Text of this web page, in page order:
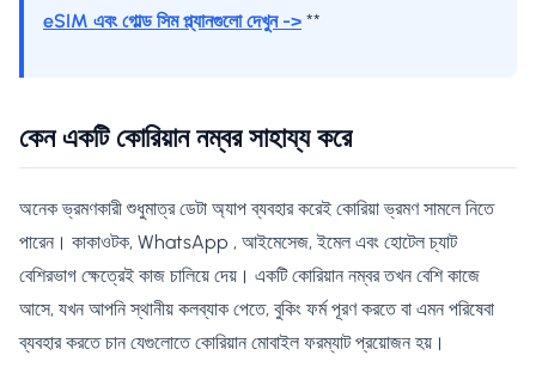
eSIM এবং গোল্ড সিম প্ল্যানগুলো দেখুন -> **
কেন একটি কোরিয়ান নম্বর সাহায্য করে
অনেক ভ্রমণকারী শুধুমাত্র ডেটা অ্যাপ ব্যবহার করেই কোরিয়া ভ্রমণ সামলে নিতে
পারেন। কাকাওটক, WhatsApp , আইমেসেজ, ইমেল এবং হোটেল চ্যাট
বেশিরভাগ ক্ষেত্রেই কাজ চালিয়ে দেয়। একটি কোরিয়ান নম্বর তখন বেশি কাজে
আসে, যখন আপনি স্থানীয় কলব্যাক পেতে, বুকিং ফর্ম পূরণ করতে বা এমন পরিষেবা
ব্যবহার করতে চান যেগুলোতে কোরিয়ান মোবাইল ফরম্যাট প্রয়োজন হয়।